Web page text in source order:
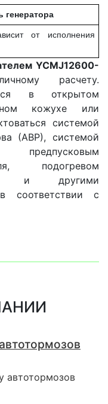
генератора
от исполнения
YCMJ12600-
расчету.
в открытом
кожухе или
системой
(АВР), системой
предпусковым
подогревом
и другими
соответствии с
автотормозов